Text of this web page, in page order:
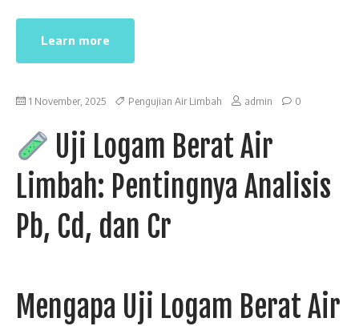
Learn more
1 November, 2025 Pengujian Air Limbah admin 0
Uji Logam Berat Air
Limbah: Pentingnya Analisis
Pb, Cd, dan Cr
Mengapa Uji Logam Berat Air